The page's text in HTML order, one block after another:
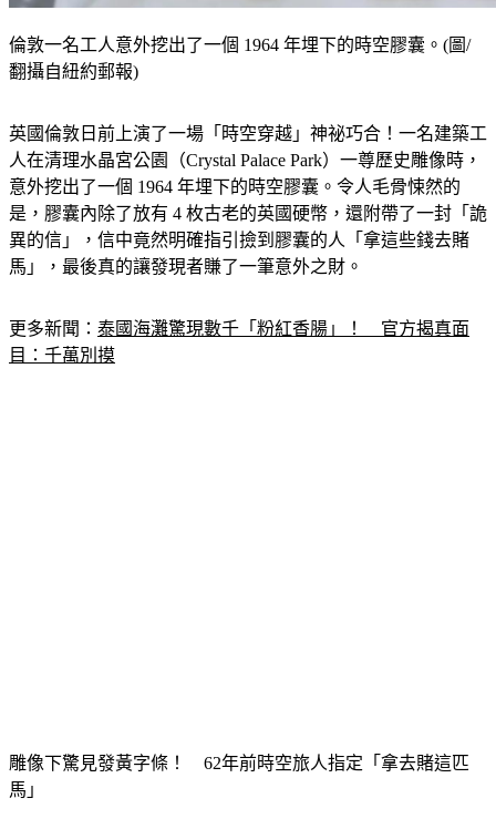
倫敦一名工人意外挖出了一個 1964 年埋下的時空膠囊。(圖/
翻攝自紐約郵報)
英國倫敦日前上演了一場「時空穿越」神祕巧合！一名建築工
人在清理水晶宮公園（Crystal Palace Park）一尊歷史雕像時，
意外挖出了一個 1964 年埋下的時空膠囊。令人毛骨悚然的
是，膠囊內除了放有 4 枚古老的英國硬幣，還附帶了一封「詭
異的信」，信中竟然明確指引撿到膠囊的人「拿這些錢去賭
馬」，最後真的讓發現者賺了一筆意外之財。
更多新聞： 泰國海灘驚現數千「粉紅香腸」！　官方揭真面
目：千萬別摸
雕像下驚見發黃字條！　62年前時空旅人指定「拿去賭這匹
馬」